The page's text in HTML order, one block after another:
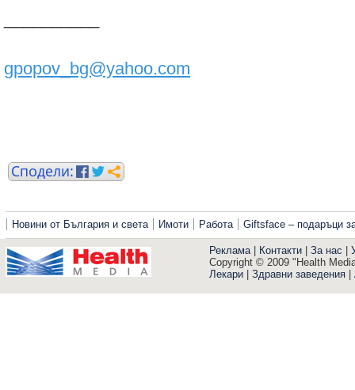
gpopov_bg@yahoo.com
Новини от България и света Имоти Работа Giftsface – подаръци
Реклама| Контакти За нас
Copyright © 2009 "Health
Лекари
Здравни заведения